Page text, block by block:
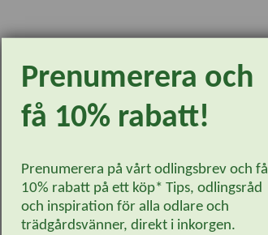
Prenumerera och
få 10% rabatt!
Prenumerera på vårt odlingsbrev och få
10% rabatt på ett köp* Tips, odlingsråd
och inspiration för alla odlare och
trädgårdsvänner, direkt i inkorgen.